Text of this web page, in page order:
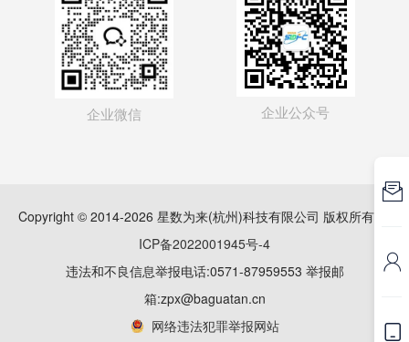
企业微信 企业公众号
Copyright © 2014-2026 星数为来(杭州)科技有限公司 版权所有
ICP备2022001945号-4
违法和不良信息举报电话:0571-87959553 举报邮
箱:zpx@baguatan.cn
网络违法犯罪举报网站


